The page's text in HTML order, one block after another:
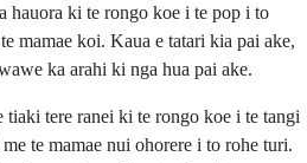
hauora ki te rongo koe i te pop i to
mamae koi. Kaua e tatari kia pai ake,
ka arahi ki nga hua pai ake.
tiaki tere ranei ki te rongo koe i te tangi
te mamae nui ohorere i to rohe turi.